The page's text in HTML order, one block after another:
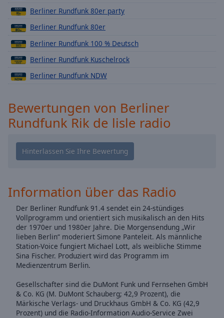
subtitles
settings,
opens
subtitles
settings
dialog
selected
Picture-
This
modal
window.
Beginning
dialog
window.
Escape
Berliner Rundfunk 80er party
Berliner Rundfunk 80er
Berliner Rundfunk 100 % Deutsch
Berliner Rundfunk Kuschelrock
Berliner Rundfunk NDW
Bewertungen von Berliner
Rundfunk Rik de lisle radio
Information über das Radio
Der Berliner Rundfunk 91.4 sendet ein 24-stündiges
Vollprogramm und orientiert sich musikalisch an den Hits
der 1970er und 1980er Jahre. Die Morgensendung „Wir
lieben Berlin“ moderiert Simone Panteleit. Als männliche
Station-Voice fungiert Michael Lott, als weibliche Stimme
Sina Fischer. Produziert wird das Programm im
Medienzentrum Berlin.
Gesellschafter sind die DuMont Funk und Fernsehen GmbH
& Co. KG (M. DuMont Schauberg; 42,9 Prozent), die
Märkische Verlags- und Druckhaus GmbH & Co. KG (42,9
Prozent) und die Radio-Information Audio-Service Zwei